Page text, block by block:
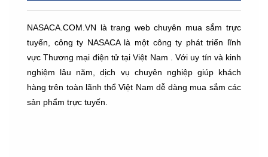
NASACA.COM.VN là trang web chuyên mua sắm trực
tuyến, công ty NASACA là một công ty phát triển lĩnh
vực Thương mại điện tử tại Việt Nam . Với uy tín và kinh
nghiệm lâu năm, dịch vụ chuyên nghiệp giúp khách
hàng trên toàn lãnh thổ Việt Nam dễ dàng mua sắm các
sản phẩm trực tuyến.